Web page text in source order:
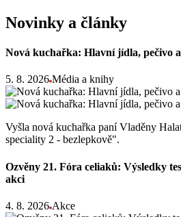
Novinky a články
Nová kuchařka: Hlavní jídla, pečivo
5. 8. 2026 Média a knihy
Vyšla nová kuchařka paní Vladěny
speciality 2 - bezlepkově".
Ozvěny 21. Fóra celiaků: Výsledky
akci
4. 8. 2026 Akce